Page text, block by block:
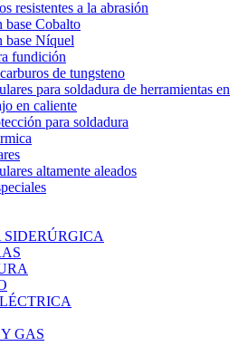
resistentes a la abrasión
base Cobalto
base Níquel
fundición
de tungsteno
para soldadura de herramientas en
en caliente
para soldadura
altamente aleados
GAS